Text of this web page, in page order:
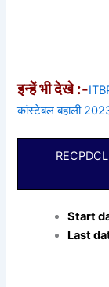
इन्हें भी देखे :-
कांस्टेबल बहाली
Start
Last